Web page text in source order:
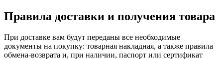
Правила доставки и получения товара
При доставке вам будут переданы все необходимые
документы на покупку: товарная накладная, а также правила
обмена-возврата и, при наличии, паспорт или сертификат